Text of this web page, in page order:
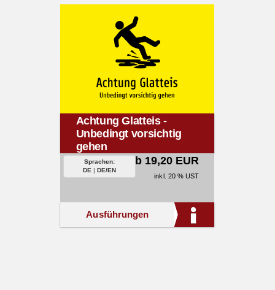
Achtung Glatteis -
Unbedingt vorsichtig
gehen
Sprachen:
DE | DE/EN
ab 19,20 EUR
inkl. 20 % UST
Ausführungen